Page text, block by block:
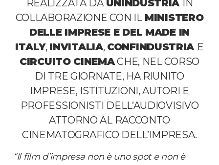
REALIZZATA DA UNINDUSTRIA IN
COLLABORAZIONE CON ILMINISTERO
DELLE IMPRESE E DEL MADE IN
ITALY, INVITALIA, CONFINDUSTRIA E
CIRCUITO CINEMACHE, NEL CORSO
DI TRE GIORNATE, HA RIUNITO
IMPRESE, ISTITUZIONI, AUTORI E
PROFESSIONISTI DELL’AUDIOVISIVO
ATTORNO AL RACCONTO
CINEMATOGRAFICO DELL’IMPRESA.
“Il film d’impresa non è uno spot e non è